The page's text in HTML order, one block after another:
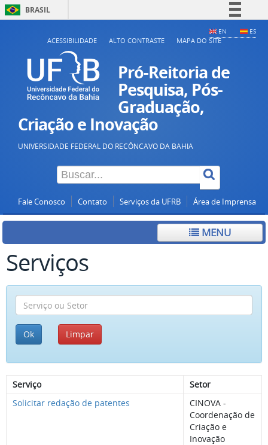
BRASIL
Simplifique!
Participe
Acesso à informação
Legislação
Canais
EN ES
ACESSIBILIDADE ALTO CONTRASTE MAPA DO SITE
Pró-Reitoria de
Pesquisa, Pós-
Graduação,
Criação e Inovação
UNIVERSIDADE FEDERAL DO RECÔNCAVO DA BAHIA
Fale Conosco Contato Serviços da UFRB Área de Imprensa
MENU
Serviços
Serviço
Setor
Solicitar redação de patentes
CINOVA -
Coordenação de
Criação e
Inovação